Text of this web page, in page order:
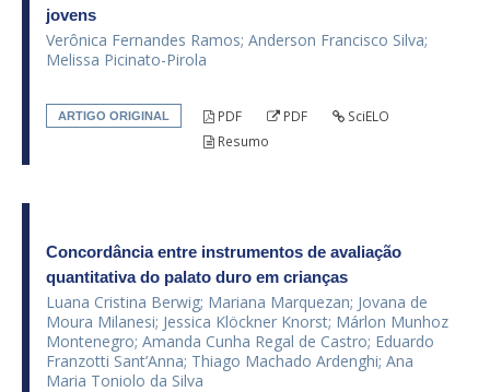
jovens
Verônica Fernandes Ramos; Anderson Francisco Silva;
Melissa Picinato-Pirola
ARTIGO ORIGINAL PDF PDF
SciELO
Resumo
Concordância entre instrumentos de avaliação
quantitativa do palato duro em crianças
Luana Cristina Berwig; Mariana Marquezan; Jovana de
Moura Milanesi; Jessica Klöckner Knorst; Márlon Munhoz
Montenegro; Amanda Cunha Regal de Castro; Eduardo
Franzotti Sant’Anna; Thiago Machado Ardenghi; Ana
Maria Toniolo da Silva